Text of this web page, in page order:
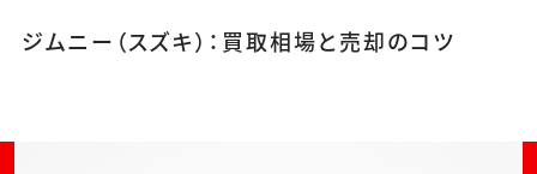
ジムニー（スズキ）：買取相場と売却のコツ